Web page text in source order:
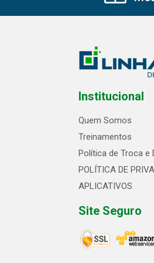
Institucional
Quem Somos
Treinamentos
Política de Troca e
POLÍTICA DE
APLICATIVOS
Site Seguro